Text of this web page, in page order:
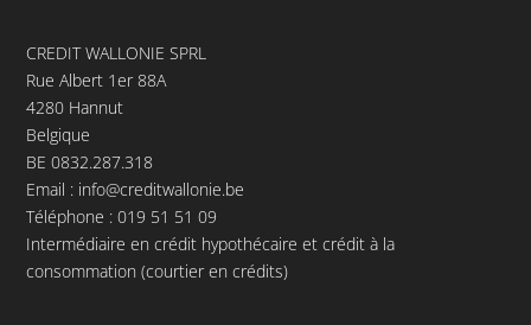
CREDIT WALLONIE SPRL
Rue Albert 1er 88A
4280 Hannut
Belgique
BE 0832.287.318
Email : info@creditwallonie.be
Téléphone :019 51 51 09
Intermédiaire en crédit hypothécaire et crédit à la
consommation (courtier en crédits)